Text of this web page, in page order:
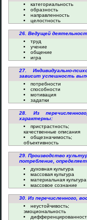
категориальность
образность
направленность
целостность
26. Ведущей
труд
учение
общение
игра
27. Индивидуально-
зависит успешность
потребности
способности
мотивация
задатки
28. Из
характерны:
пристрастность;
качественные описания
общезначимость;
объективность
29. Производство
потребление,
духовная культура
массовая культура
материальная культура
массовое сознание
30. Из перечисленного,
неустойчивость;
эмоциональность